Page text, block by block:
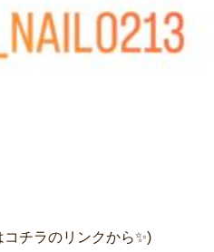
チラのリンクから✨)